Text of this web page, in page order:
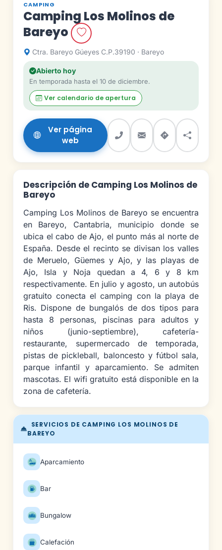
SERVICIOS DE CAMPING LOS MOLINOS DE
BAREYO
Aparcamiento
Bar
Bungalow
Calefación
CAMPING
Camping Los Molinos de
Bareyo
Ctra. Bareyo Gúeyes C.P.39190 · Bareyo
Abierto hoy
En temporada hasta el 10 de diciembre.
Ver calendario de apertura
Ver página
web
Descripción de Camping Los Molinos de
Bareyo
Camping Los Molinos de Bareyo se encuentra
en Bareyo, Cantabria, municipio donde se
ubica el cabo de Ajo, el punto más al norte de
España. Desde el recinto se divisan los valles
de Meruelo, Güemes y Ajo, y las playas de
Ajo, Isla y Noja quedan a 4, 6 y 8 km
respectivamente. En julio y agosto, un autobús
gratuito conecta el camping con la playa de
Ris. Dispone de bungalós de dos tipos para
hasta 8 personas, piscinas para adultos y
niños (junio-septiembre), cafetería-
restaurante, supermercado de temporada,
pistas de pickleball, baloncesto y fútbol sala,
parque infantil y aparcamiento. Se admiten
mascotas. El wifi gratuito está disponible en la
zona de cafetería.